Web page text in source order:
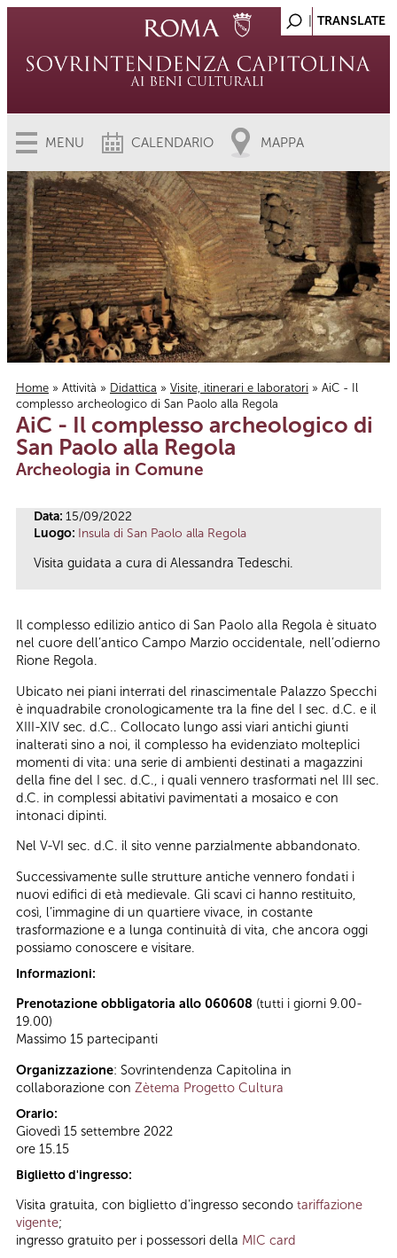
MENU CALENDARIO MAPPA
Tu sei qui
Home » Attività » Didattica » Visite, itinerari e laboratori » AiC - Il
complesso archeologico di San Paolo alla Regola
AiC - Il complesso archeologico di
San Paolo alla Regola
Archeologia in Comune
Data: 15/09/2022
Luogo: Insula di San Paolo alla Regola
Visita guidata a cura di Alessandra Tedeschi.
Il complesso edilizio antico di San Paolo alla Regola è situato
nel cuore dell’antico Campo Marzio occidentale, nell’odierno
Rione Regola.
Ubicato nei piani interrati del rinascimentale Palazzo Specchi
è inquadrabile cronologicamente tra la fine del I sec. d.C. e il
XIII-XIV sec. d.C.. Collocato lungo assi viari antichi giunti
inalterati sino a noi, il complesso ha evidenziato molteplici
momenti di vita: una serie di ambienti destinati a magazzini
della fine del I sec. d.C., i quali vennero trasformati nel III sec.
d.C. in complessi abitativi pavimentati a mosaico e con
intonaci dipinti.
Nel V-VI sec. d.C. il sito venne parzialmente abbandonato.
Successivamente sulle strutture antiche vennero fondati i
nuovi edifici di età medievale. Gli scavi ci hanno restituito,
così, l’immagine di un quartiere vivace, in costante
trasformazione e a lunga continuità di vita, che ancora oggi
possiamo conoscere e visitare.
Informazioni:
Prenotazione obbligatoria allo 060608 (tutti i giorni 9.00-
19.00)
Massimo 15 partecipanti
Organizzazione: Sovrintendenza Capitolina in
collaborazione con Zètema Progetto Cultura
Orario:
Giovedì 15 settembre 2022
ore 15.15
Biglietto d'ingresso:
Visita gratuita, con biglietto d'ingresso secondo tariffazione
vigente;
ingresso gratuito per i possessori della MIC card